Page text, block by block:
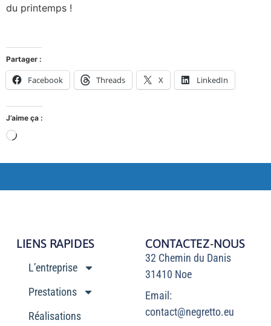
du printemps !
Partager :
Facebook Threads X LinkedIn
J’aime ça :
LIENS RAPIDES
L’entreprise
Prestations
Réalisations
CONTACTEZ-NOUS
32 Chemin du Danis
31410 Noe
Email:
contact@negretto.eu